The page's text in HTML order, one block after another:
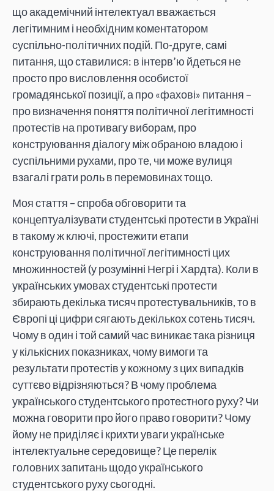
що академічний інтелектуал вважається
легітимним і необхідним коментатором
суспільно-політичних подій. По-друге, самі
питання, що ставилися: в інтерв’ю йдеться не
просто про висловлення особистої
громадянської позиції, а про «фахові» питання –
про визначення поняття політичної легітимності
протестів на противагу виборам, про
конструювання діалогу між обраною владою і
суспільними рухами, про те, чи може вулиця
взагалі грати роль в перемовинах тощо.
Моя стаття – спроба обговорити та
концептуалізувати студентські протести в Україні
в такому ж ключі, простежити етапи
конструювання політичної легітимності цих
множинностей (у розумінні Негрі і Хардта). Коли в
українських умовах студентські протести
збирають декілька тисяч протестувальників, то в
Європі ці цифри сягають декількох сотень тисяч.
Чому в один і той самий час виникає така різниця
у кількісних показниках, чому вимоги та
результати протестів у кожному з цих випадків
суттєво відрізняються? В чому проблема
українського студентського протестного руху? Чи
можна говорити про його право говорити? Чому
йому не приділяє і крихти уваги українське
інтелектуальне середовище? Це перелік
головних запитань щодо українського
студентського руху сьогодні.